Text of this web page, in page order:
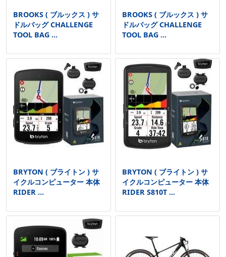
BROOKS ( ブルックス ) サ
ドルバッグ CHALLENGE
TOOL BAG ...
BROOKS ( ブルックス ) サ
ドルバッグ CHALLENGE
TOOL BAG ...
BRYTON ( ブライトン ) サ
イクルコンピューター 本体
RIDER ...
BRYTON ( ブライトン ) サ
イクルコンピューター 本体
RIDER S810T ...